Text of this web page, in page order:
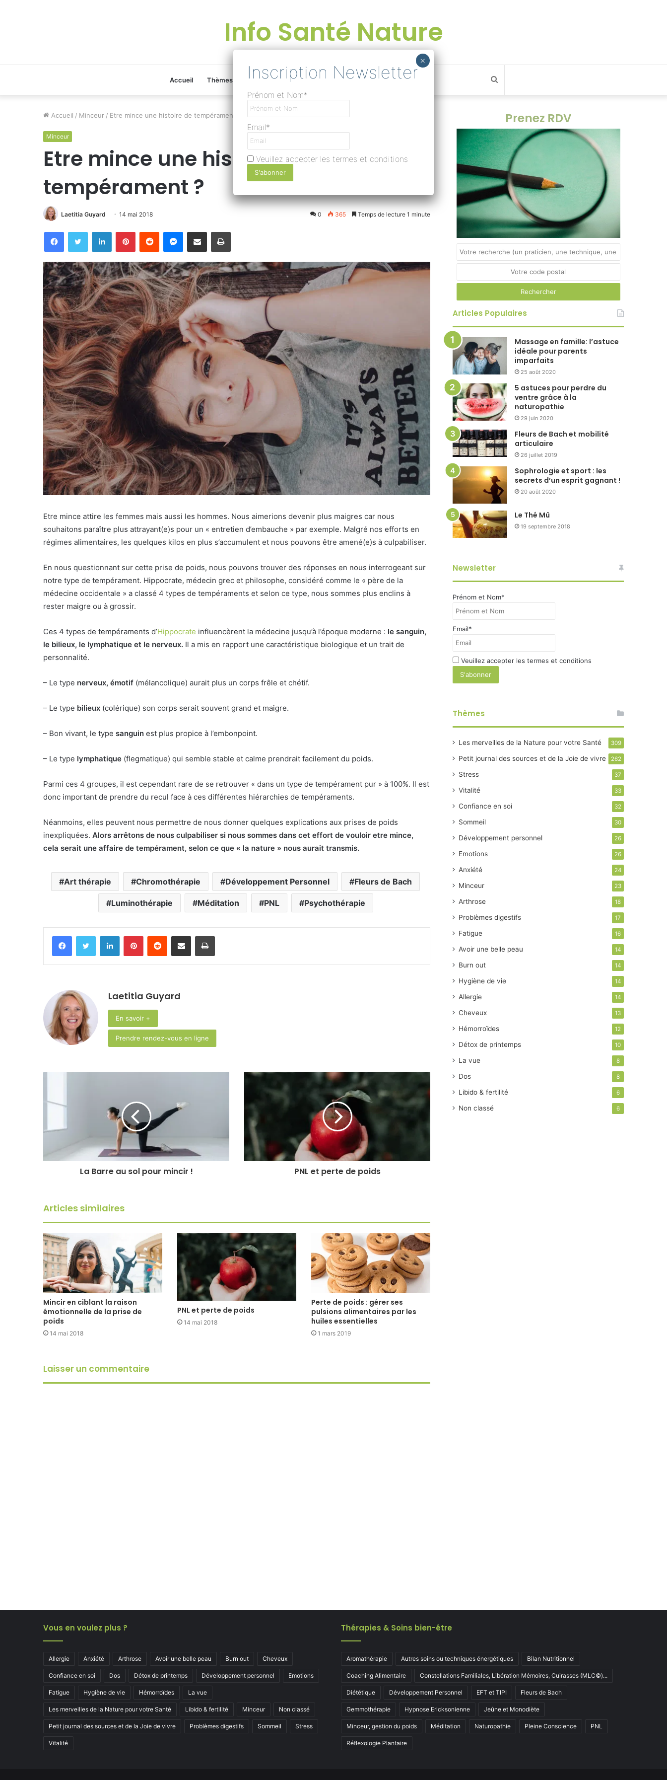
Info Santé Nature
Accueil Thèmes Devenir rédacteur Rechercher
Une
Lire
Instagram
Linkedin
Facebook
Accueil / Minceur / Etre mince une histoire de tempérament ?
Minceur
Etre mince une histoire de
tempérament ?
Laetitia Guyard 14 mai 2018 0 365 Temps de lecture 1 minute
FacebookTwitter LinkedinPinterestReddit Messenger
Partager par email Imprimer
Etre mince attire les femmes mais aussi les hommes. Nous aimerions devenir plus maigres car nous
souhaitons paraître plus attrayant(e)s pour un « entretien d’embauche » par exemple. Malgré nos efforts en
régimes alimentaires, les quelques kilos en plus s’accumulent et nous pouvons être amené(e)s à culpabiliser.
En nous questionnant sur cette prise de poids, nous pouvons trouver des réponses en nous interrogeant sur
notre type de tempérament. Hippocrate, médecin grec et philosophe, considéré comme le « père de la
médecine occidentale » a classé 4 types de tempéraments et selon ce type, nous sommes plus enclins à
rester maigre ou à grossir.
Ces 4 types de tempéraments d’Hippocrate influencèrent la médecine jusqu’à l’époque moderne : le sanguin,
le bilieux, le lymphatique et le nerveux. Il a mis en rapport une caractéristique biologique et un trait de
personnalité.
– Le type nerveux, émotif (mélancolique) aurait plus un corps frêle et chétif.
– Le type bilieux (colérique) son corps serait souvent grand et maigre.
– Bon vivant, le type sanguin est plus propice à l’embonpoint.
– Le type lymphatique (flegmatique) qui semble stable et calme prendrait facilement du poids.
Parmi ces 4 groupes, il est cependant rare de se retrouver « dans un type de tempérament pur » à 100%. Il est
donc important de prendre du recul face à ces différentes hiérarchies de tempéraments.
Néanmoins, elles peuvent nous permettre de nous donner quelques explications aux prises de poids
inexpliquées. Alors arrêtons de nous culpabiliser si nous sommes dans cet effort de vouloir etre mince,
cela serait une affaire de tempérament, selon ce que « la nature » nous aurait transmis.
Art thérapie Chromothérapie Développement Personnel Fleurs de Bach
Luminothérapie Méditation PNL Psychothérapie
FacebookTwitter LinkedinPinterestReddit Partager par email Imprimer
Laetitia Guyard
En savoir +
Prendre rendez-vous en ligne
La Barre au sol pour mincir ! PNL et perte de poids
Articles similaires
Mincir en ciblant la raison
émotionnelle de la prise de
poids
14 mai 2018
PNL et perte de poids
14 mai 2018
Perte de poids : gérer ses
pulsions alimentaires par les
huiles essentielles
1 mars 2019
Laisser un commentaire
Prenez RDV
Articles Populaires
Massage en famille: l’astuce
idéale pour parents
imparfaits
25 août 2020
5 astuces pour perdre du
ventre grâce à la
naturopathie
29 juin 2020
Fleurs de Bach et mobilité
articulaire
26 juillet 2019
Sophrologie et sport : les
secrets d’un esprit gagnant !
20 août 2020
Le Thé Mû
19 septembre 2018
Newsletter
Prénom et Nom*
Email*
Veuillez accepter les termes et conditions
Thèmes
Les merveilles de la Nature pour votre Santé 309
Petit journal des sources et de la Joie de vivre 262
Stress 37
Vitalité 33
Confiance en soi 32
Sommeil 30
Développement personnel 26
Emotions 26
Anxiété 24
Minceur 23
Arthrose 18
Problèmes digestifs 17
Fatigue 16
Avoir une belle peau 14
Burn out 14
Hygiène de vie 14
Allergie 14
Cheveux 13
Hémorroïdes 12
Détox de printemps 10
La vue 8
Dos 8
Libido & fertilité 6
Non classé 6
Vous en voulez plus ?
Allergie Anxiété Arthrose Avoir une belle peau Burn out Cheveux
Confiance en soi Dos Détox de printemps Développement personnel Emotions
Fatigue Hygiène de vie Hémorroïdes La vue
Les merveilles de la Nature pour votre Santé Libido & fertilité Minceur Non classé
Petit journal des sources et de la Joie de vivre Problèmes digestifs Sommeil Stress
Vitalité
Thérapies & Soins bien-être
Aromathérapie Autres soins ou techniques énergétiques Bilan Nutritionnel
Coaching Alimentaire Constellations Familiales, Libération Mémoires, Cuirasses (MLC©)...
Diététique Développement Personnel EFT et TIPI Fleurs de Bach
Gemmothérapie Hypnose Ericksonienne Jeûne et Monodiète
Minceur, gestion du poids Méditation Naturopathie Pleine Conscience PNL
Réflexologie Plantaire
Prénom et Nom*
Email*
Veuillez accepter les termes et conditions